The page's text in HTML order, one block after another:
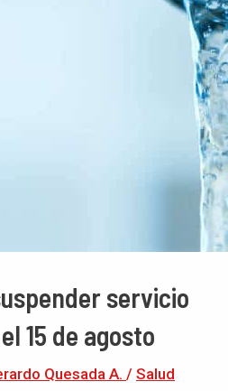
servicio
15 de agosto
Quesada A. / Salud